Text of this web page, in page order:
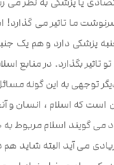
ما تاثیر می گذارد!
پزشکی دارد و هم یک
تاثیر بگذارد. در
توجهی به این گونه
که اسلام ، انسان و
۱۴۰۰ سال به نظرشان زمان